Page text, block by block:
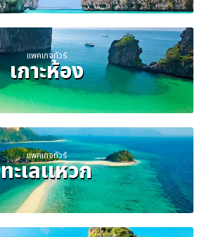
แพคเกจทัวร์
เกาะห้อง
แพคเกจทัวร์
ทะเลแหวก